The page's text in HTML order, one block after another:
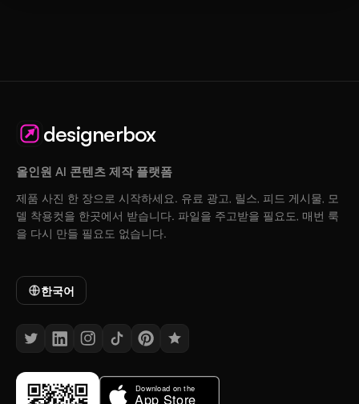
designerbox
올인원 AI 콘텐츠 제작 플랫폼
제품 사진 한 장으로 시작하세요. 유료 광고, 릴스, 피드 게시물, 모
델 착용컷을 한곳에서 받습니다. 파일을 주고받을 필요도, 매번 룩
을 다시 만들 필요도 없습니다.
한국어